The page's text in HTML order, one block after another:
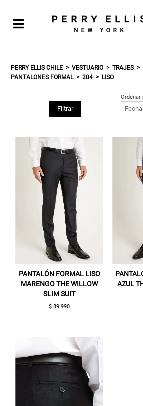
PERRY ELLIS CHILE VESTUARIO
TRAJES
PANTALONES FORMAL
204 LISO
Filtrar
Ordenar
PANTALÓN FORMAL LISO
MARENGO THE WILLOW
SLIM SUIT
$ 89.990
AZUL